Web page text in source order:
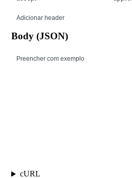
Adicionar header
Body (JSON)
Preencher com exemplo
cURL